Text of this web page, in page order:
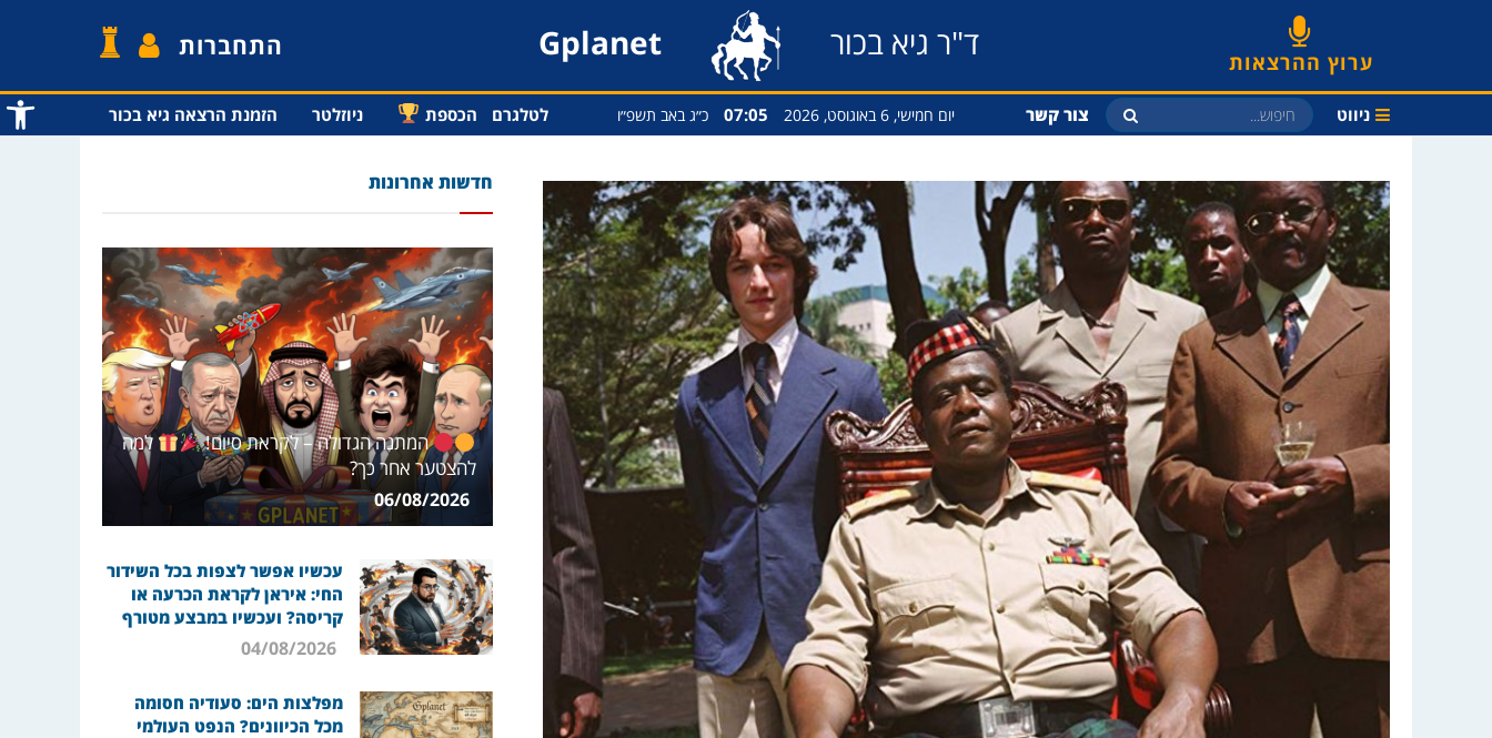
פתח
ערוץ ההרצאות ד"ר גיא בכור Gplanet התחברות
ניווט צור קשר יום חמישי, 6 באוגוסט, 2026 07:05 כ״ג באב תשפ״ו לטלגרם הכספת ניוזלטר הזמנת הרצאה גיא בכור
חדשות אחרונות
המתנה הגדולה – לקראת סיום!
למה
להצטער אחר כך?
06/08/2026
עכשיו אפשר לצפות בכל השידור
החי: איראן לקראת הכרעה או
קריסה? ועכשיו במבצע מטורף
04/08/2026
מפלצות הים: סעודיה חסומה
מכל הכיוונים? הנפט העולמי